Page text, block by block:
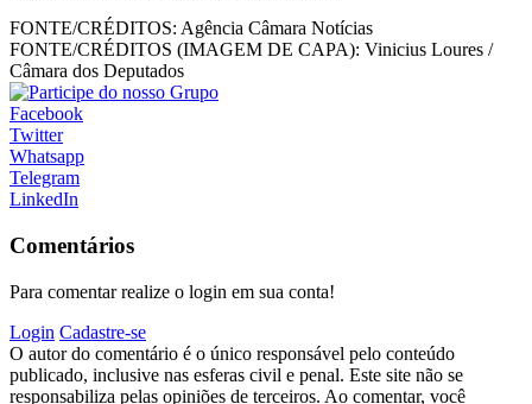
FONTE/CRÉDITOS: Agência Câmara Notícias
FONTE/CRÉDITOS (IMAGEM DE CAPA): Vinicius Loures /
Câmara dos Deputados
Facebook
Twitter
Whatsapp
Telegram
LinkedIn
Comentários
Para comentar realize o login em sua conta!
Login Cadastre-se
O autor do comentário é o único responsável pelo conteúdo
publicado, inclusive nas esferas civil e penal. Este site não se
responsabiliza pelas opiniões de terceiros. Ao comentar, você